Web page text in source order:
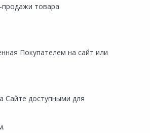
продажи товара
Покупателем на сайт или
Сайте доступными для